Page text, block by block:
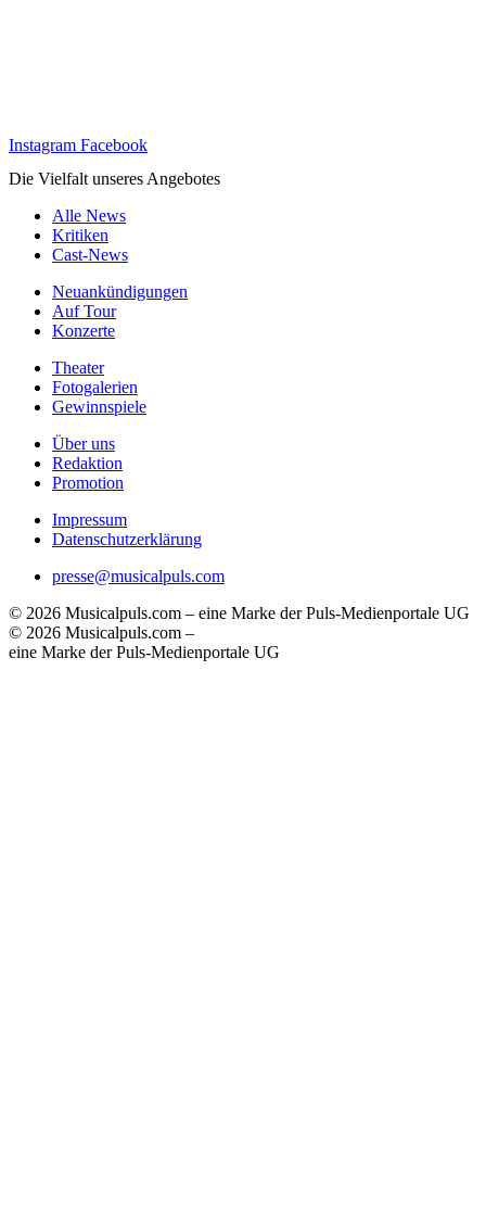
Instagram Facebook
Die Vielfalt unseres Angebotes
Alle News
Kritiken
Cast-News
Neuankündigungen
Auf Tour
Konzerte
Theater
Fotogalerien
Gewinnspiele
Über uns
Redaktion
Promotion
Impressum
Datenschutzerklärung
presse@musicalpuls.com
© 2026 Musicalpuls.com – eine Marke der Puls-Medienportale UG
© 2026 Musicalpuls.com –
eine Marke der Puls-Medienportale UG